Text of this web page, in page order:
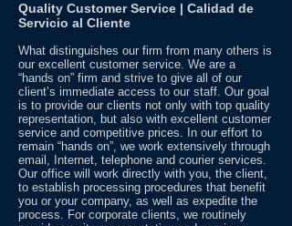
Quality Customer Service | Calidad de
Servicio al Cliente
What distinguishes our firm from many others is
our excellent customer service. We are a
“hands on” firm and strive to give all of our
client’s immediate access to our staff. Our goal
is to provide our clients not only with top quality
representation, but also with excellent customer
service and competitive prices. In our effort to
remain “hands on”, we work extensively through
email, Internet, telephone and courier services.
Our office will work directly with you, the client,
to establish processing procedures that benefit
you or your company, as well as expedite the
process. For corporate clients, we routinely